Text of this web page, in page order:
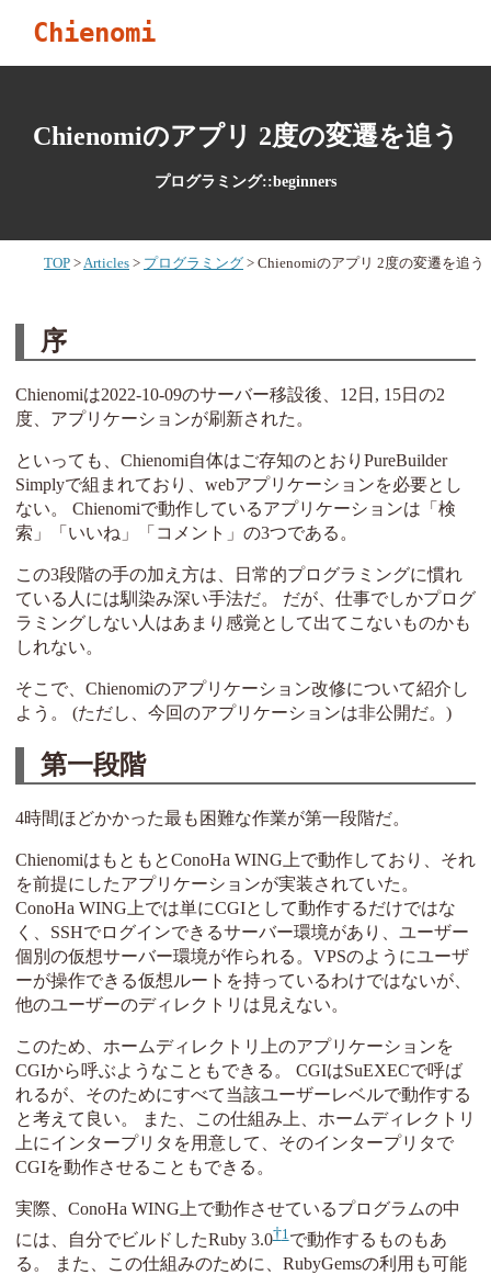
Chienomi
Chienomiのアプリ 2度の変遷を追う
プログラミング::beginners
TOP Articles プログラミング Chienomiのアプリ 2度の変遷を追う
序
Chienomiは2022-10-09のサーバー移設後、12日, 15日の2
度、アプリケーションが刷新された。
といっても、Chienomi自体はご存知のとおりPureBuilder
Simplyで組まれており、webアプリケーションを必要とし
ない。 Chienomiで動作しているアプリケーションは「検
索」「いいね」「コメント」の3つである。
この3段階の手の加え方は、日常的プログラミングに慣れ
ている人には馴染み深い手法だ。 だが、仕事でしかプログ
ラミングしない人はあまり感覚として出てこないものかも
しれない。
そこで、Chienomiのアプリケーション改修について紹介し
よう。 (ただし、今回のアプリケーションは非公開だ。)
第一段階
4時間ほどかかった最も困難な作業が第一段階だ。
ChienomiはもともとConoHa WING上で動作しており、それ
を前提にしたアプリケーションが実装されていた。
ConoHa WING上では単にCGIとして動作するだけではな
く、SSHでログインできるサーバー環境があり、ユーザー
個別の仮想サーバー環境が作られる。VPSのようにユーザ
ーが操作できる仮想ルートを持っているわけではないが、
他のユーザーのディレクトリは見えない。
このため、ホームディレクトリ上のアプリケーションを
CGIから呼ぶようなこともできる。 CGIはSuEXECで呼ば
れるが、そのためにすべて当該ユーザーレベルで動作する
と考えて良い。 また、この仕組み上、ホームディレクトリ
上にインタープリタを用意して、そのインタープリタで
CGIを動作させることもできる。
実際、ConoHa WING上で動作させているプログラムの中
には、自分でビルドしたRuby 3.0 1で動作するものもあ
る。 また、この仕組みのために、RubyGemsの利用も可能